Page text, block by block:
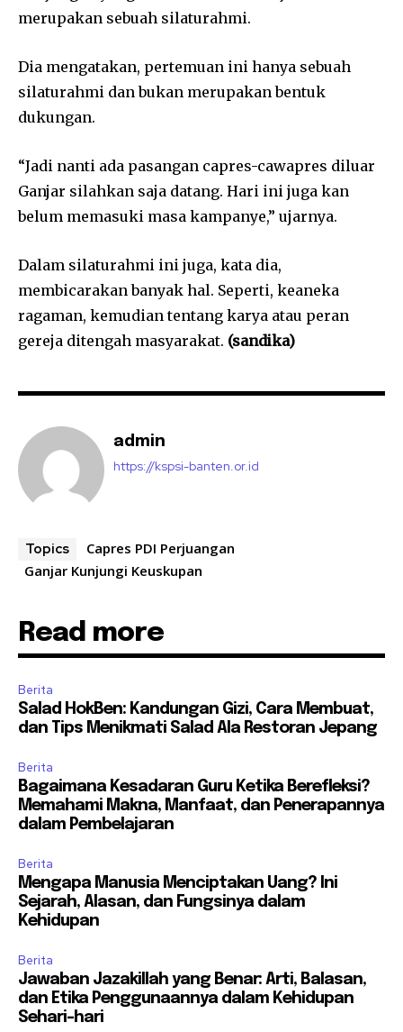
merupakan sebuah silaturahmi.
Dia mengatakan, pertemuan ini hanya sebuah
silaturahmi dan bukan merupakan bentuk
dukungan.
“Jadi nanti ada pasangan capres-cawapres diluar
Ganjar silahkan saja datang. Hari ini juga kan
belum memasuki masa kampanye,” ujarnya.
Dalam silaturahmi ini juga, kata dia,
membicarakan banyak hal. Seperti, keaneka
ragaman, kemudian tentang karya atau peran
gereja ditengah masyarakat. (sandika)
admin
https://kspsi-banten.or.id
Topics
Capres PDI Perjuangan
Ganjar Kunjungi Keuskupan
Read more
Berita
Salad HokBen: Kandungan Gizi, Cara Membuat,
dan Tips Menikmati Salad Ala Restoran Jepang
Berita
Bagaimana Kesadaran Guru Ketika Berefleksi?
Memahami Makna, Manfaat, dan Penerapannya
dalam Pembelajaran
Berita
Mengapa Manusia Menciptakan Uang? Ini
Sejarah, Alasan, dan Fungsinya dalam
Kehidupan
Berita
Jawaban Jazakillah yang Benar: Arti, Balasan,
dan Etika Penggunaannya dalam Kehidupan
Sehari-hari